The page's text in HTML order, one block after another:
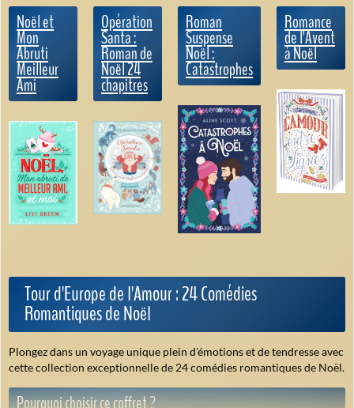
Noël et
Mon
Abruti
Meilleur
Ami
Opération
Santa :
Roman de
Noël 24
chapitres
Roman
Suspense
Noël :
Catastrophes
Romance
de l'Avent
à Noël
Tour d'Europe de l'Amour : 24 Comédies
Romantiques de Noël
Plongez dans un voyage unique plein d'émotions et de tendresse avec
cette collection exceptionnelle de 24 comédies romantiques de Noël.
Pourquoi choisir ce coffret ?